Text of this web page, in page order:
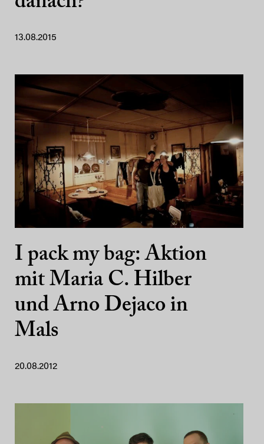
13.08.2015
I pack my bag: Aktion
mit Maria C. Hilber
und Arno Dejaco in
Mals
20.08.2012